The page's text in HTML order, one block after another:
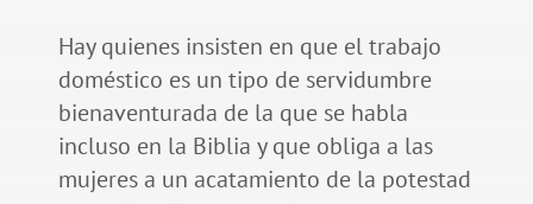
Hay quienes insisten en que el trabajo
doméstico es un tipo de servidumbre
bienaventurada de la que se habla
incluso en la Biblia y que obliga a las
mujeres a un acatamiento de la potestad